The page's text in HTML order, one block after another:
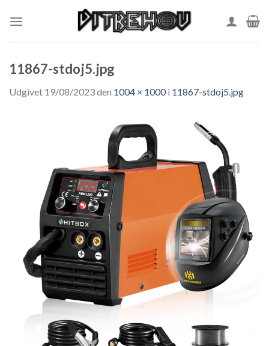
11867-stdoj5.jpg
Udgivet 19/08/2023den 1004 × 1000i 11867-stdoj5.jpg